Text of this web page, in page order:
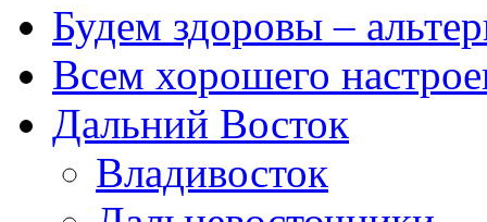
Будем здоровы –
Всем хорошего
Дальний Восток
Владивосток